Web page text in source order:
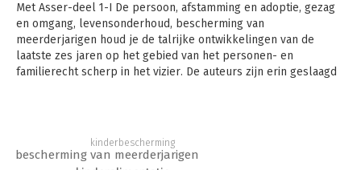
Met Asser-deel 1-I De persoon, afstamming en adoptie, gezag
en omgang, levensonderhoud, bescherming van
meerderjarigen houd je de talrijke ontwikkelingen van de
laatste zes jaren op het gebied van het personen- en
familierecht scherp in het vizier. De auteurs zijn erin geslaagd
meerderjarigenbescherming.
De titel bevat verhelderende beschrijvingen en diepgaande
bescherming van meerderjarigen
kinderbescherming